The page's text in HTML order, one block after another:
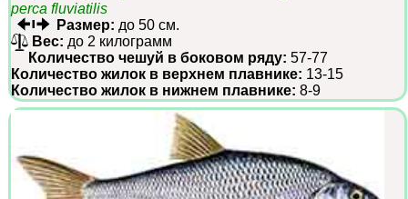
perca fluviatilis
Размер: до 50 см.
Вес: до 2 килограмм
Количество чешуй в боковом ряду: 57-77
Количество жилок в верхнем плавнике: 13-15
Количество жилок в нижнем плавнике: 8-9